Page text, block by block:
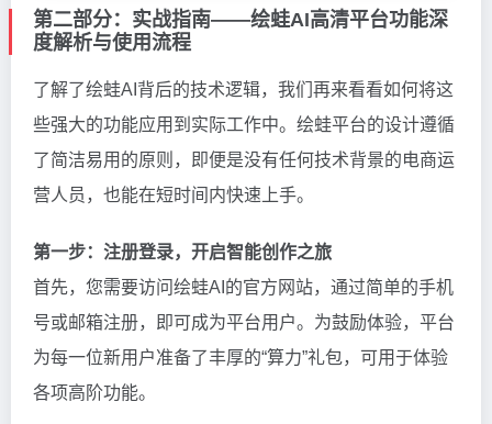
第二部分：实战指南——绘蛙AI高清平台功能深
度解析与使用流程
了解了绘蛙AI背后的技术逻辑，我们再来看看如何将这
些强大的功能应用到实际工作中。绘蛙平台的设计遵循
了简洁易用的原则，即便是没有任何技术背景的电商运
营人员，也能在短时间内快速上手。
第一步：注册登录，开启智能创作之旅
首先，您需要访问绘蛙AI的官方网站，通过简单的手机
号或邮箱注册，即可成为平台用户。为鼓励体验，平台
为每一位新用户准备了丰厚的“算力”礼包，可用于体验
各项高阶功能。